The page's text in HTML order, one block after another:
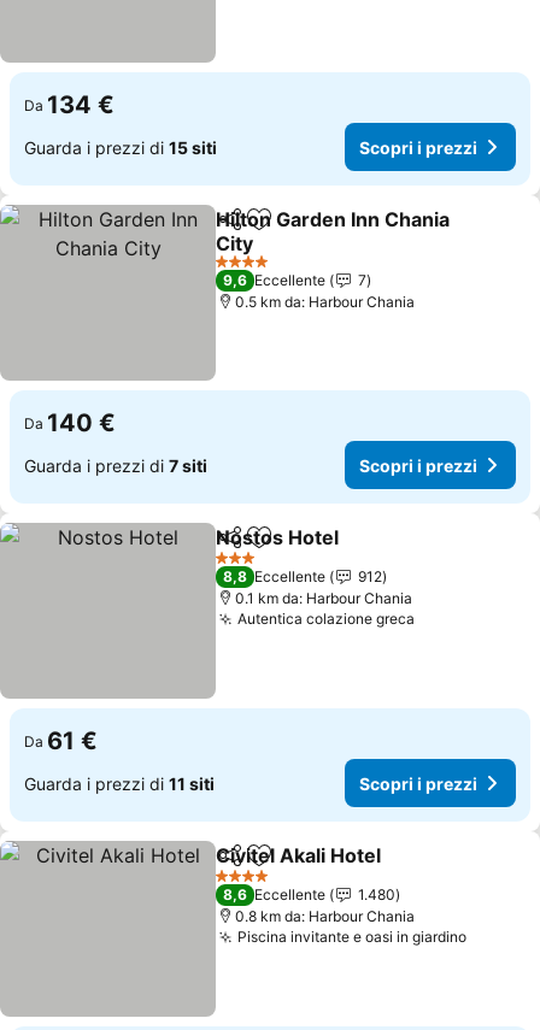
Da 134 €
Guarda i prezzi di 15 siti Scopri i prezzi
CondividiAggiungi ai preferiti
Hilton Garden Inn Chania
City
Scopri i prezzi
4 Stelle
9,6 Eccellente
7
0.5 km da: Harbour Chania
Da 140 €
Guarda i prezzi di 7 siti Scopri i prezzi
CondividiAggiungi ai preferiti
Nostos Hotel
3 Stelle
8,8 Eccellente
912
0.1 km da: Harbour Chania
Autentica colazione greca
Da 61 €
Guarda i prezzi di 11 siti Scopri i prezzi
CondividiAggiungi ai preferiti
Civitel Akali Hotel
4 Stelle
8,6 Eccellente
1.480
0.8 km da: Harbour Chania
Piscina invitante e oasi in giardinoScopri